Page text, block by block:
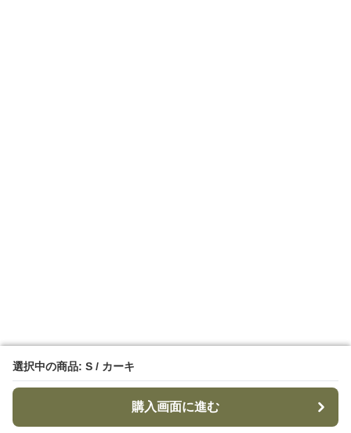
選択中の商品: S / カーキ
購入画面に進む
選択中の商品: S / カーキ
購入画面に進む